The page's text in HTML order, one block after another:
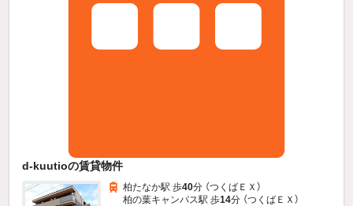
d-kuutioの賃貸物件
柏たなか駅 歩40分 （つくばＥＸ）
柏の葉キャンパス駅 歩14分 （つくばＥＸ）